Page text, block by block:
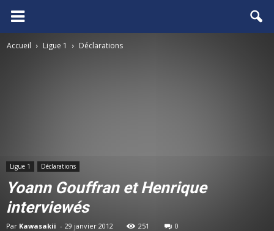
FCGB.net
Accueil Ligue 1 Déclarations
Ligue 1 Déclarations
Yoann Gouffran et Henrique
interviewés
Par Kawasakii - 29 janvier 2012 251 0